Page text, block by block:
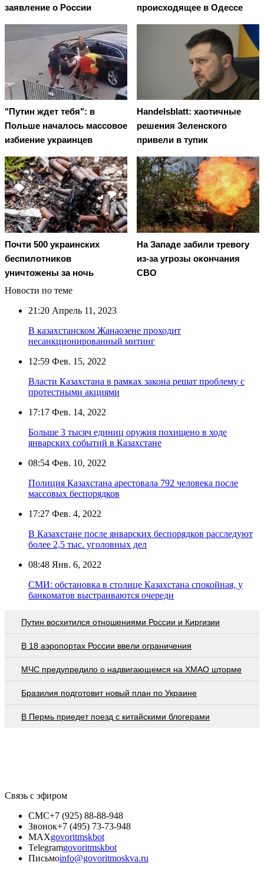
заявление о России
происходящее в Одессе
"Путин ждет тебя": в
Польше началось массовое
избиение украинцев
Handelsblatt: хаотичные
решения Зеленского
привели в тупик
Почти 500 украинских
беспилотников
уничтожены за ночь
На Западе забили тревогу
из-за угрозы окончания
СВО
Новости по теме
21:20 Апрель 11, 2023
В казахстанском Жанаозене проходит
несанкционированный митинг
12:59 Фев. 15, 2022
Власти Казахстана в рамках закона решат проблему с
протестными акциями
17:17 Фев. 14, 2022
Больше 3 тысяч единиц оружия похищено в ходе
январских событий в Казахстане
08:54 Фев. 10, 2022
Полиция Казахстана арестовала 792 человека после
массовых беспорядков
17:27 Фев. 4, 2022
В Казахстане после январских беспорядков расследуют
более 2,5 тыс. уголовных дел
08:48 Янв. 6, 2022
СМИ: обстановка в столице Казахстана спокойная, у
банкоматов выстраиваются очереди
Путин восхитился отношениями России и Киргизии
В 18 аэропортах России ввели ограничения
МЧС предупредило о надвигающемся на ХМАО шторме
Бразилия подготовит новый план по Украине
В Пермь приедет поезд с китайскими блогерами
Связь с эфиром
СМС+7 (925) 88-88-948
Звонок+7 (495) 73-73-948
MAXgovoritmskbot
Telegramgovoritmskbot
Письмоinfo@govoritmoskva.ru